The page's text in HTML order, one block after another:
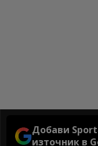
Добави
източник в